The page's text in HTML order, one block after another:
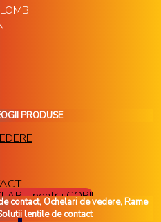
PRODUSE
- pentru COPII
contact, Ochelari de vedere, Rame
lentile de contact